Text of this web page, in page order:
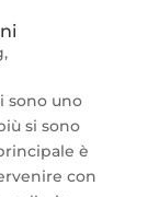
,
sono uno
si sono
è
con